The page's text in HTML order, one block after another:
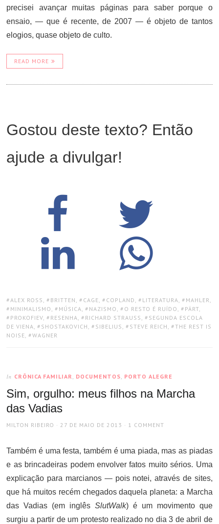
precisei avançar muitas páginas para saber porque o
ensaio, — que é recente, de 2007 — é objeto de tantos
elogios, quase objeto de culto.
READ MORE
Gostou deste texto? Então
ajude a divulgar!
TAGS:
ALEX ROSS , BRITTEN , CAGE, COPLAND , LITERATURA, MAHLER,
MINIMALISMO , MÚSICA, NAZISMO , O RESTO É RUÍDO , PÄRT,
PROKOFIEV, RESENHA, RICHARD STRAUSS , SEGUNDA ESCOLA
DE VIENA, SHOSTAKOVICH , SIBELIUS , STEVE REICH , THE REST IS
NOISE, WAGNER
In CRÔNICA FAMILIAR , DOCUMENTOS, PORTO ALEGRE
Sim, orgulho: meus filhos na Marcha
das Vadias
AUTHOR
MILTON RIBEIRO
POSTED
27 DE MAIO DE 2013 1 COMMENT
Também é uma festa, também é uma piada, mas as piadas
e as brincadeiras podem envolver fatos muito sérios. Uma
explicação para marcianos — pois notei, através de sites,
que há muitos recém chegados daquela planeta: a Marcha
das Vadias (em inglês SlutWalk) é um movimento que
surgiu a partir de um protesto realizado no dia 3 de abril de